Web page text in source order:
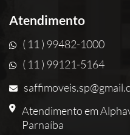
Atendimento
( 11 ) 99482-1000
( 11 ) 99121-5164
Atendimento em
Parnaíba